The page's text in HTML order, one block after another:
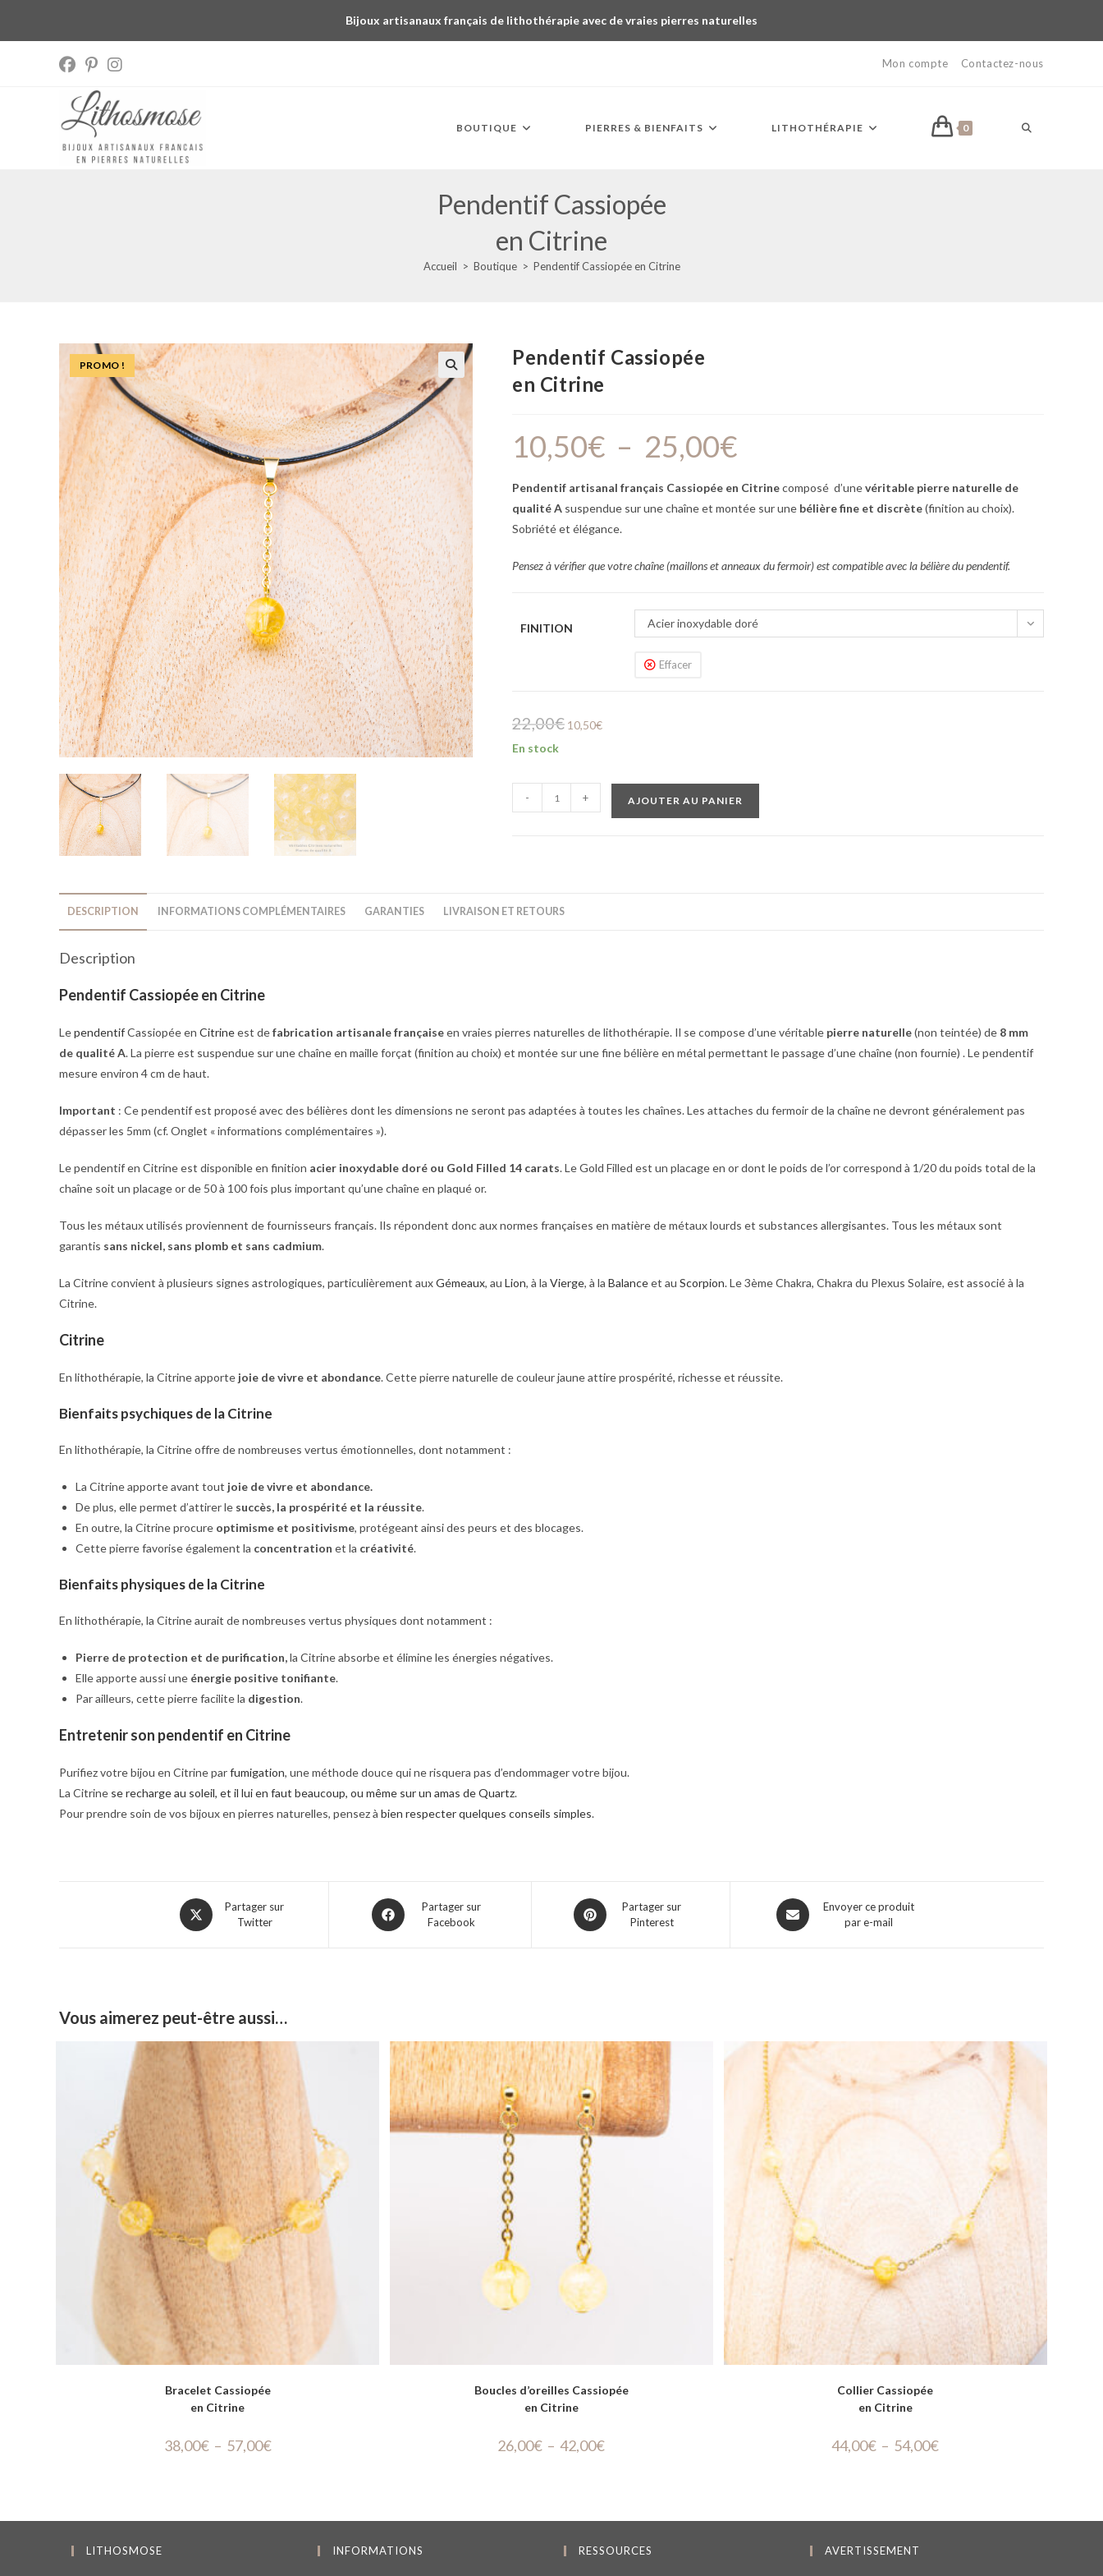
Bijoux artisanaux français de lithothérapie avec de vraies pierres naturelles
Mon compte Contactez-nous
BOUTIQUE PIERRES & BIENFAITS LITHOTHÉRAPIE 0
Pendentif Cassiopée
en Citrine
Accueil > Boutique > Pendentif Cassiopée en Citrine
PROMO !
🔍
Pendentif Cassiopée
en Citrine
10,50€ – 25,00€
Pendentif artisanal français Cassiopée en Citrinecomposé d’unevéritable pierre naturelle de
qualité A suspendue sur une chaîne et montée sur une bélière fine et discrète(finition au choix).
Sobriété et élégance.
Pensez à vérifier que votre chaîne (maillons et anneaux du fermoir) est compatible avec la bélière du pendentif.
FINITION Acier inoxydable doré
Effacer
22,00€ 10,50€
En stock
- + AJOUTER AU PANIER
DESCRIPTION INFORMATIONS COMPLÉMENTAIRES GARANTIES LIVRAISON ET RETOURS
Description
Pendentif Cassiopée en Citrine
LependentifCassiopée en Citrineest defabrication artisanale françaiseen vraies pierres naturelles de lithothérapie. Il se compose d’une véritable pierre naturelle(non teintée) de 8 mm
de qualité A. La pierre est suspendue sur une chaîne en maille forçat (finition au choix) et montée sur une fine bélière en métal permettant le passage d’une chaîne (non fournie) . Le pendentif
mesure environ 4 cm de haut.
Important : Ce pendentif est proposé avec des bélières dont les dimensions ne seront pas adaptées à toutes les chaînes. Les attaches du fermoir de la chaîne ne devront généralement pas
dépasser les 5mm (cf. Onglet « informations complémentaires »).
Le pendentif en Citrine est disponible en finition acier inoxydable doré ou Gold Filled 14 carats. Le Gold Filled est un placage en or dont le poids de l’or correspond à 1/20 du poids total de la
chaîne soit un placage or de 50 à 100 fois plus important qu’une chaîne en plaqué or.
Tous les métaux utilisés proviennent de fournisseurs français. Ils répondent donc aux normes françaises en matière de métaux lourds et substances allergisantes. Tous les métaux sont
garantis sans nickel, sans plomb et sans cadmium.
La Citrine convient à plusieurs signes astrologiques, particulièrement auxGémeaux, au Lion, à la Vierge, à la Balanceet au Scorpion. Le 3ème Chakra, Chakra du Plexus Solaire, est associé à la
Citrine.
Citrine
En lithothérapie, la Citrine apporte joie de vivre et abondance. Cette pierre naturelle de couleur jaune attire prospérité, richesse et réussite.
Bienfaits psychiques de la Citrine
En lithothérapie, la Citrine offre de nombreuses vertus émotionnelles, dont notamment :
La Citrine apporte avant tout joie de vivre et abondance.
De plus, elle permet d’attirer le succès, la prospérité et la réussite.
En outre, la Citrine procure optimisme et positivisme, protégeant ainsi des peurs et des blocages.
Cette pierre favorise également la concentration et la créativité.
Bienfaits physiques de la Citrine
En lithothérapie, la Citrine aurait de nombreuses vertus physiques dont notamment :
Pierre de protection et de purification,la Citrine absorbe et élimine les énergies négatives.
Elle apporte aussi une énergie positive tonifiante.
Par ailleurs, cette pierre facilite la digestion.
Entretenir son pendentif en Citrine
Purifiez votre bijou en Citrine parfumigation, une méthode douce qui ne risquera pas d’endommager votre bijou.
La Citrine se recharge au soleil, et il lui en faut beaucoup, ou même sur un amas de Quartz.
Pour prendre soin de vos bijoux en pierres naturelles, pensez à bien respecter quelques conseils simples.
Partager sur
Twitter
Partager sur
Facebook
Partager sur
Pinterest
Envoyer ce produit
par e-mail
Vous aimerez peut-être aussi…
Bracelet Cassiopée
en Citrine
38,00€ – 57,00€
Boucles d’oreilles Cassiopée
en Citrine
26,00€ – 42,00€
Collier Cassiopée
en Citrine
44,00€ – 54,00€
LITHOSMOSE INFORMATIONS RESSOURCES AVERTISSEMENT